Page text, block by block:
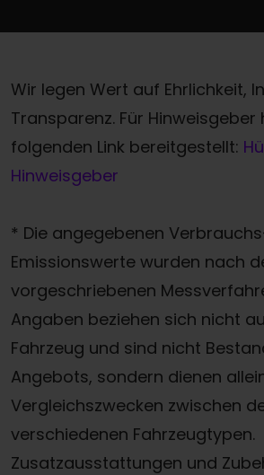
Wir legen Wert auf Ehrlichkeit,
Transparenz. Für
folgenden Link bereitgestellt:
Hinweisgeber
* Die angegebenen
Emissionswerte wurden nach
vorgeschriebenen
Angaben beziehen sich nicht
Fahrzeug und sind nicht
Angebots, sondern dienen
Vergleichszwecken zwischen
verschiedenen Fahrzeugtypen.
Zusatzausstattungen und